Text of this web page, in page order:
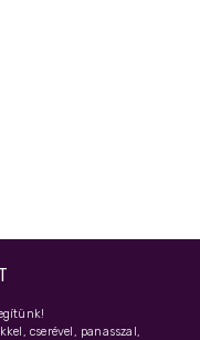
cserével, panasszal,